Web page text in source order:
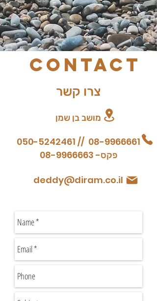
Contact
צרו קשר
מושב בן שמן
08-9966661
//
050-5242461
פקס-
08-9966663
deddy@diram.co.il